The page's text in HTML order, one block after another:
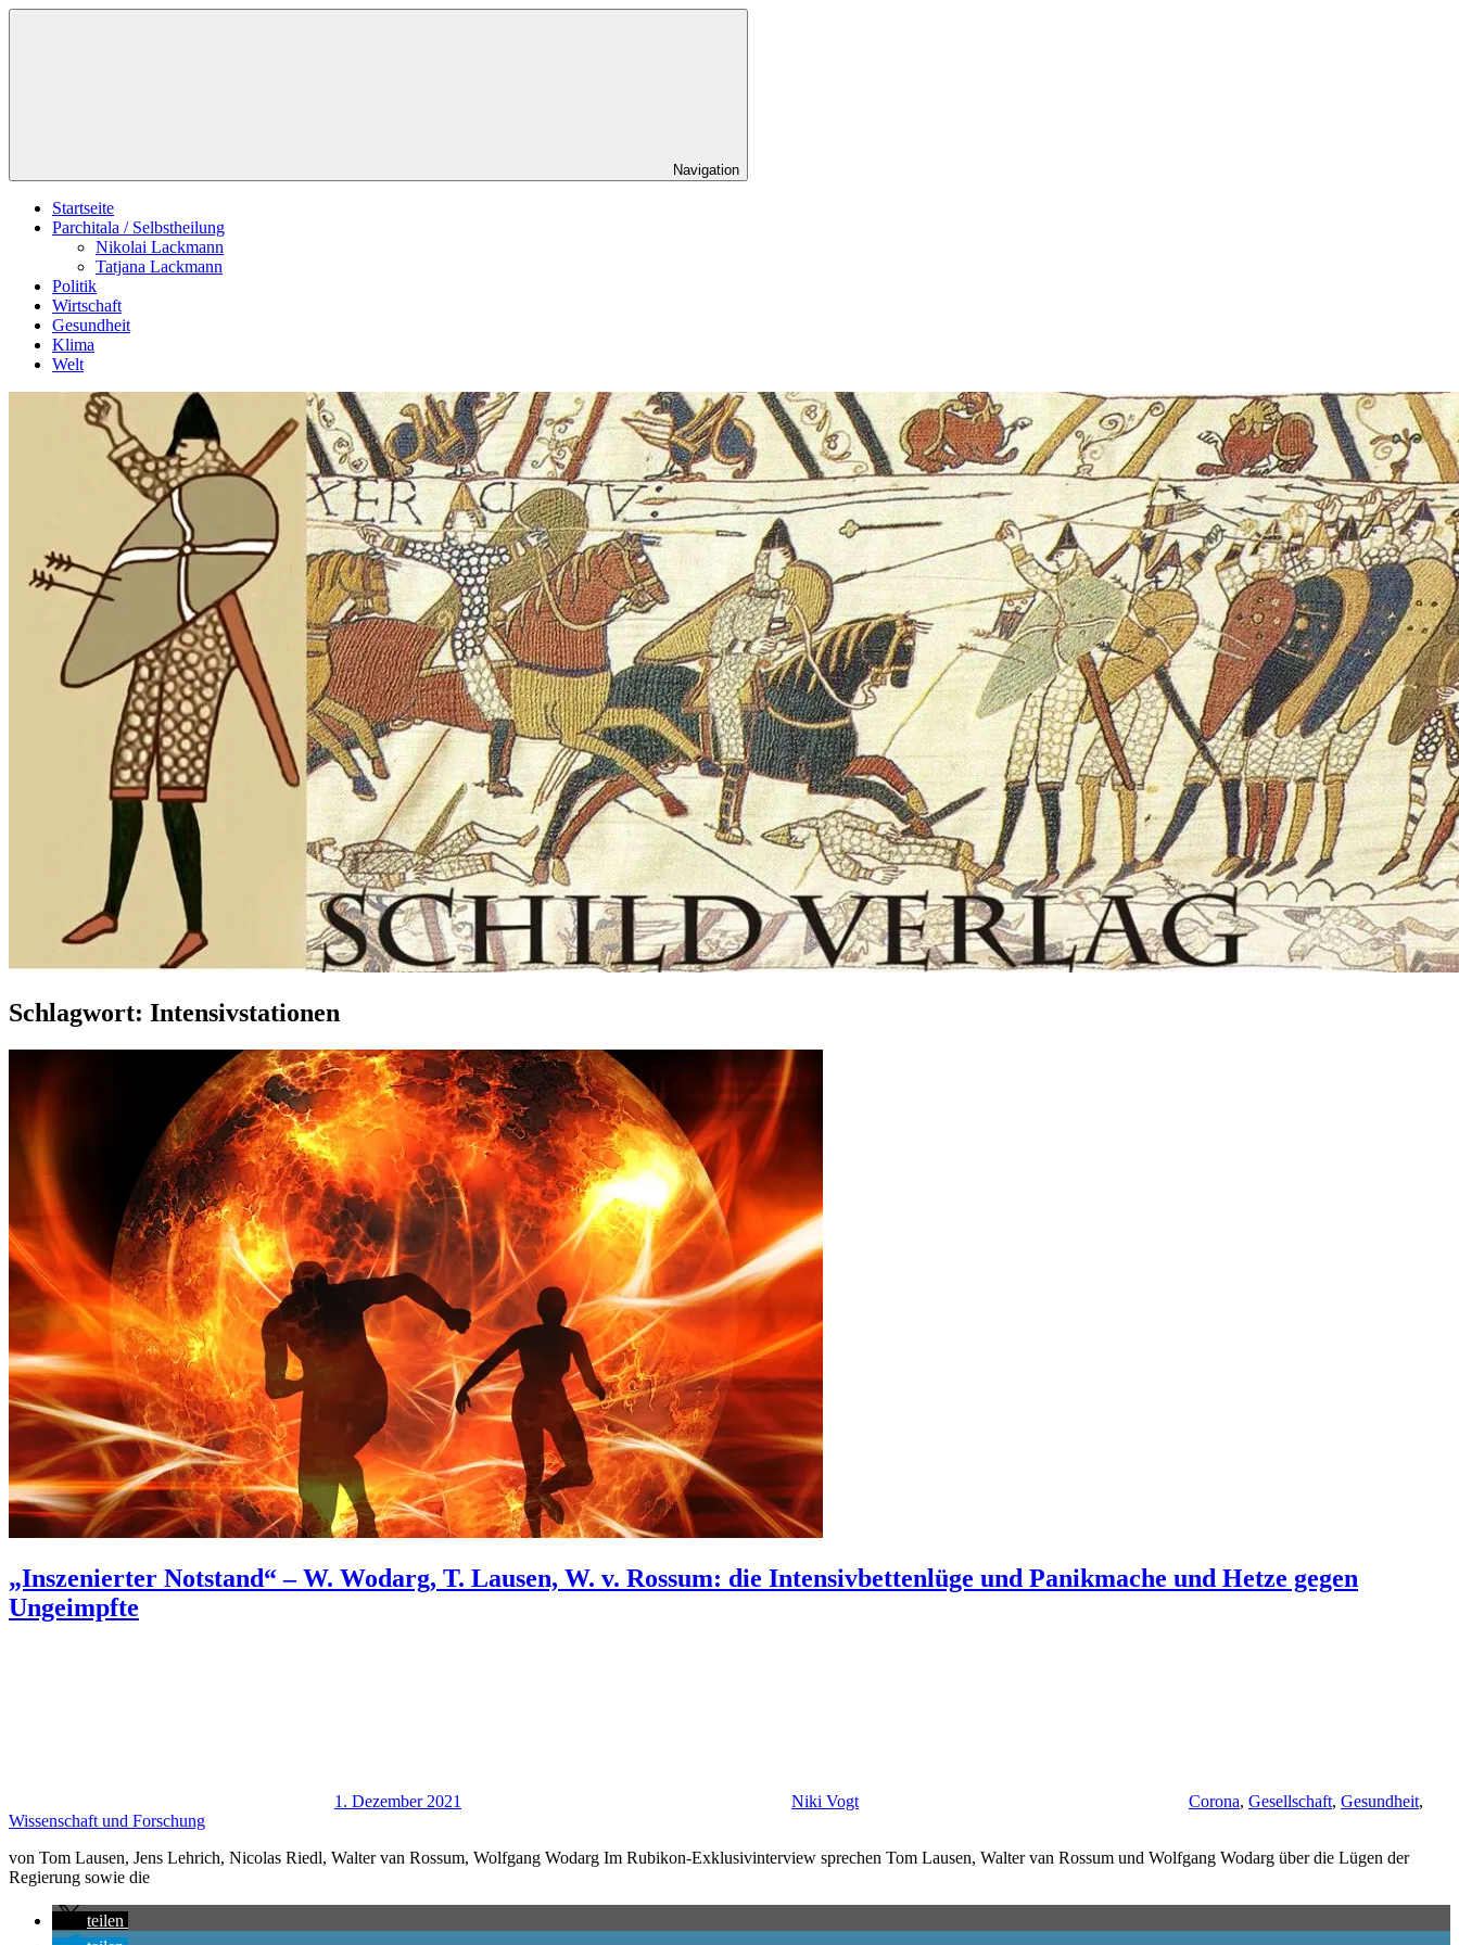
Zum
Navigation
Startseite
Parchitala / Selbstheilung
Nikolai Lackmann
Tatjana Lackmann
Politik
Wirtschaft
Gesundheit
Klima
Welt
Schlagwort: Intensivstationen
„Inszenierter Notstand“ – W. Wodarg, T. Lausen, W. v. Rossum: die Intensivbettenlüge und Panikmache und Hetze gegen
Ungeimpfte
1. Dezember 2021 Niki Vogt Corona, Gesellschaft, Gesundheit,
Wissenschaft und Forschung
von Tom Lausen, Jens Lehrich, Nicolas Riedl, Walter van Rossum, Wolfgang Wodarg Im Rubikon-Exklusivinterview sprechen Tom Lausen, Walter van Rossum und Wolfgang Wodarg über die Lügen der
Regierung sowie die
teilen